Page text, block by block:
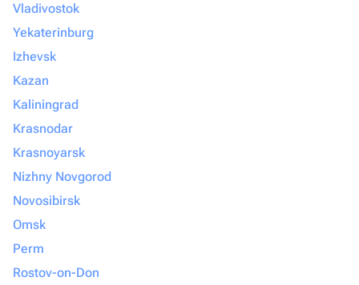
Vladivostok
Yekaterinburg
Izhevsk
Kazan
Kaliningrad
Krasnodar
Krasnoyarsk
Nizhny Novgorod
Novosibirsk
Omsk
Perm
Rostov-on-Don